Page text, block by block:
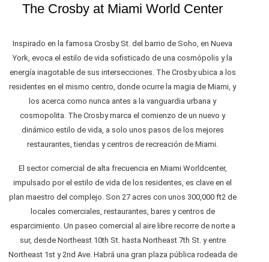
The Crosby at Miami World Center
Inspirado en la famosa Crosby St. del barrio de Soho, en Nueva
York, evoca el estilo de vida sofisticado de una cosmópolis y la
energía inagotable de sus intersecciones. The Crosby ubica a los
residentes en el mismo centro, donde ocurre la magia de Miami, y
los acerca como nunca antes a la vanguardia urbana y
cosmopolita. The Crosby marca el comienzo de un nuevo y
dinámico estilo de vida, a solo unos pasos de los mejores
restaurantes, tiendas y centros de recreación de Miami.
El sector comercial de alta frecuencia en Miami Worldcenter,
impulsado por el estilo de vida de los residentes, es clave en el
plan maestro del complejo. Son 27 acres con unos 300,000 ft2 de
locales comerciales, restaurantes, bares y centros de
esparcimiento. Un paseo comercial al aire libre recorre de norte a
sur, desde Northeast 10th St. hasta Northeast 7th St. y entre
Northeast 1st y 2nd Ave. Habrá una gran plaza pública rodeada de